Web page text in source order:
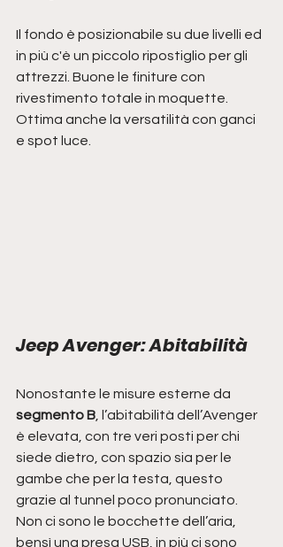
Il fondo è posizionabile su due livelli ed
in più c'è un piccolo ripostiglio per gli
attrezzi. Buone le finiture con
rivestimento totale in moquette.
Ottima anche la versatilità con ganci
e spot luce.
Jeep Avenger: Abitabilità
Nonostante le misure esterne da
segmento B , l’abitabilità dell’Avenger
è elevata, con tre veri posti per chi
siede dietro, con spazio sia per le
gambe che per la testa, questo
grazie al tunnel poco pronunciato.
Non ci sono le bocchette dell’aria,
bensì una presa USB, in più ci sono